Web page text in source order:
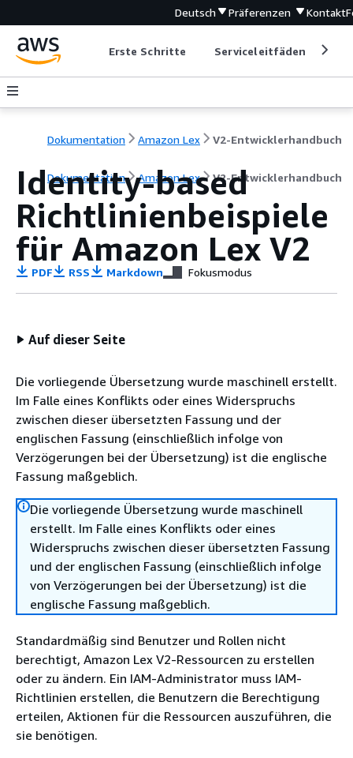
Deutsch Präferenzen Kontakt
Erste Schritte Serviceleitfäden
Dokumentation Amazon Lex V2-Entwicklerhandbuch
Dokumentation Amazon Lex V2-Entwicklerhandbuch
Identity-based
Richtlinienbeispiele
für Amazon Lex V2
PDF RSS Markdown Fokusmodus
Auf dieser Seite
Die vorliegende Übersetzung wurde maschinell erstellt.
Im Falle eines Konflikts oder eines Widerspruchs
zwischen dieser übersetzten Fassung und der
englischen Fassung (einschließlich infolge von
Verzögerungen bei der Übersetzung) ist die englische
Fassung maßgeblich.
Die vorliegende Übersetzung wurde maschinell
erstellt. Im Falle eines Konflikts oder eines
Widerspruchs zwischen dieser übersetzten Fassung
und der englischen Fassung (einschließlich infolge
von Verzögerungen bei der Übersetzung) ist die
englische Fassung maßgeblich.
Standardmäßig sind Benutzer und Rollen nicht
berechtigt, Amazon Lex V2-Ressourcen zu erstellen
oder zu ändern. Ein IAM-Administrator muss IAM-
Richtlinien erstellen, die Benutzern die Berechtigung
erteilen, Aktionen für die Ressourcen auszuführen, die
sie benötigen.